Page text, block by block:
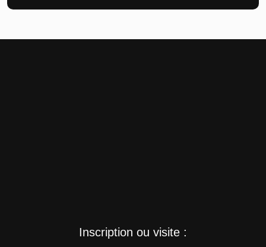
Inscription ou visite :